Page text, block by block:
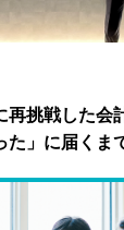
再挑戦した会
た」に届くま